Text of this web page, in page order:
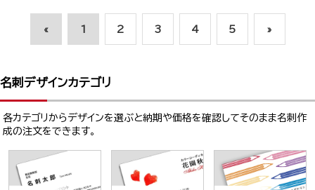
« 1 2 3 4 5 »
名刺デザインカテゴリ
各カテゴリからデザインを選ぶと納期や価格を確認してそのまま名刺作
成の注文をできます。